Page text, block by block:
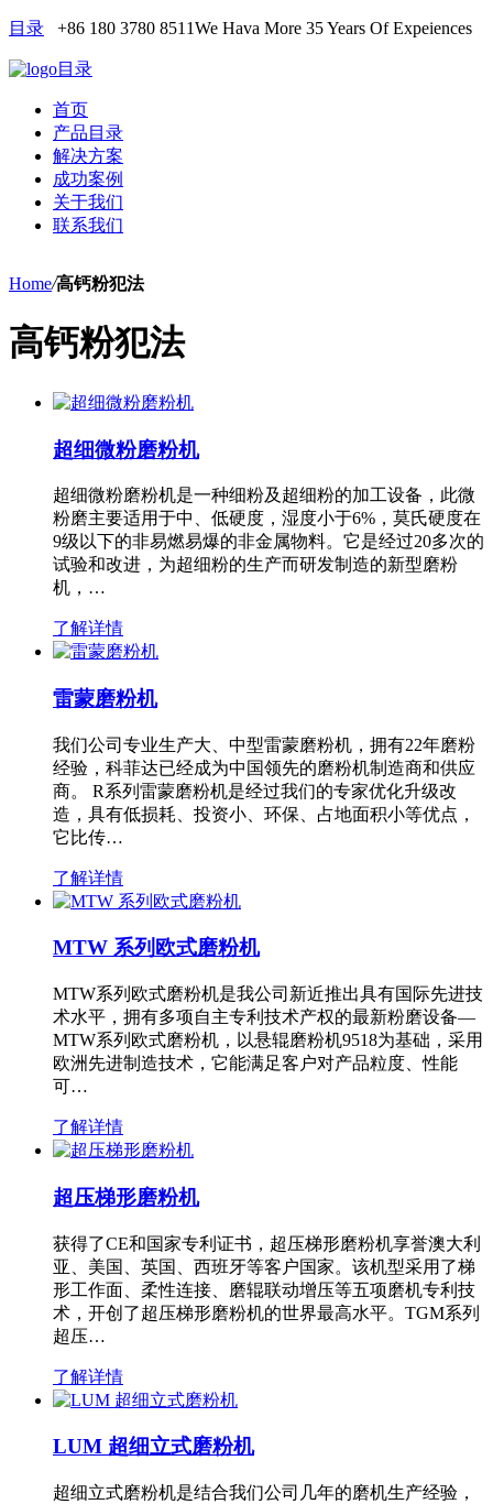
目录 +86 180 3780 8511We Hava More 35 Years Of Expeiences
目录
首页
产品目录
解决方案
成功案例
关于我们
联系我们
Home/高钙粉犯法
高钙粉犯法
超细微粉磨粉机
超细微粉磨粉机是一种细粉及超细粉的加工设备，此微
粉磨主要适用于中、低硬度，湿度小于6%，莫氏硬度在
9级以下的非易燃易爆的非金属物料。它是经过20多次的
试验和改进，为超细粉的生产而研发制造的新型磨粉
机，…
了解详情
雷蒙磨粉机
我们公司专业生产大、中型雷蒙磨粉机，拥有22年磨粉
经验，科菲达已经成为中国领先的磨粉机制造商和供应
商。 R系列雷蒙磨粉机是经过我们的专家优化升级改
造，具有低损耗、投资小、环保、占地面积小等优点，
它比传…
了解详情
MTW 系列欧式磨粉机
MTW系列欧式磨粉机是我公司新近推出具有国际先进技
术水平，拥有多项自主专利技术产权的最新粉磨设备—
MTW系列欧式磨粉机，以悬辊磨粉机9518为基础，采用
欧洲先进制造技术，它能满足客户对产品粒度、性能
可…
了解详情
超压梯形磨粉机
获得了CE和国家专利证书，超压梯形磨粉机享誉澳大利
亚、美国、英国、西班牙等客户国家。该机型采用了梯
形工作面、柔性连接、磨辊联动增压等五项磨机专利技
术，开创了超压梯形磨粉机的世界最高水平。TGM系列
超压…
了解详情
LUM 超细立式磨粉机
超细立式磨粉机是结合我们公司几年的磨机生产经验，